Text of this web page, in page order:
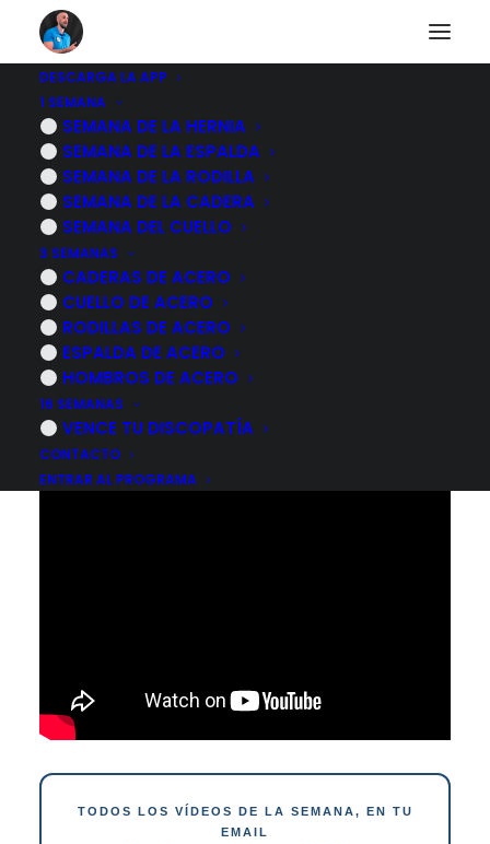
DESCARGA LA APP
1 SEMANA
SEMANA DE LA HERNIA
SEMANA DE LA ESPALDA
SEMANA DE LA RODILLA
SEMANA DE LA CADERA
SEMANA DEL CUELLO
3 SEMANAS
CADERAS DE ACERO
CUELLO DE ACERO
RODILLAS DE ACERO
ESPALDA DE ACERO
HOMBROS DE ACERO
16 SEMANAS
VENCE TU DISCOPATÍA
CONTACTO
ENTRAR AL PROGRAMA
Protesis de rodilla
fase 2 ejercicios y
rehabilitación en
casa
26 MARZO, 2025 | POR
TODOS LOS VÍDEOS DE LA SEMANA, EN TU
EMAIL